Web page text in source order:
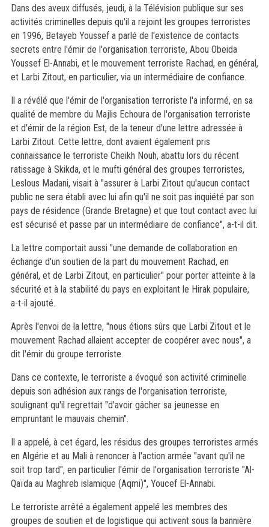
Dans des aveux diffusés, jeudi, à la Télévision publique sur ses
activités criminelles depuis qu'il a rejoint les groupes terroristes
en 1996, Betayeb Youssef a parlé de l'existence de contacts
secrets entre l'émir de l'organisation terroriste, Abou Obeida
Youssef El-Annabi, et le mouvement terroriste Rachad, en général,
et Larbi Zitout, en particulier, via un intermédiaire de confiance.
Il a révélé que l'émir de l'organisation terroriste l'a informé, en sa
qualité de membre du Majlis Echoura de l'organisation terroriste
et d'émir de la région Est, de la teneur d'une lettre adressée à
Larbi Zitout. Cette lettre, dont avaient également pris
connaissance le terroriste Cheikh Nouh, abattu lors du récent
ratissage à Skikda, et le mufti général des groupes terroristes,
Leslous Madani, visait à "assurer à Larbi Zitout qu'aucun contact
public ne sera établi avec lui afin qu'il ne soit pas inquiété par son
pays de résidence (Grande Bretagne) et que tout contact avec lui
est sécurisé et passe par un intermédiaire de confiance", a-t-il dit.
La lettre comportait aussi "une demande de collaboration en
échange d'un soutien de la part du mouvement Rachad, en
général, et de Larbi Zitout, en particulier" pour porter atteinte à la
sécurité et à la stabilité du pays en exploitant le Hirak populaire,
a-t-il ajouté.
Après l'envoi de la lettre, "nous étions sûrs que Larbi Zitout et le
mouvement Rachad allaient accepter de coopérer avec nous", a
dit l'émir du groupe terroriste.
Dans ce contexte, le terroriste a évoqué son activité criminelle
depuis son adhésion aux rangs de l'organisation terroriste,
soulignant qu'il regrettait "d'avoir gâcher sa jeunesse en
empruntant le mauvais chemin".
Il a appelé, à cet égard, les résidus des groupes terroristes armés
en Algérie et au Mali à renoncer à l'action armée "avant qu'il ne
soit trop tard", en particulier l'émir de l'organisation terroriste "Al-
Qaïda au Maghreb islamique (Aqmi)", Youcef El-Annabi.
Le terroriste arrêté a également appelé les membres des
groupes de soutien et de logistique qui activent sous la bannière